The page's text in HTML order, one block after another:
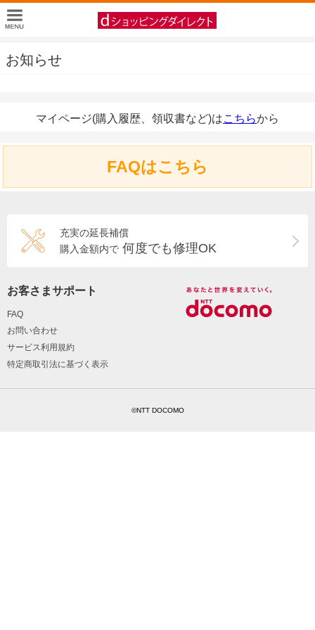
お知らせ
マイページ(購入履歴、領収書など)はこちらから
FAQはこちら
充実の延長補償
購入金額内で 何度でも修理OK
お客さまサポート
FAQ
お問い合わせ
サービス利用規約
特定商取引法に基づく表示
©NTT DOCOMO